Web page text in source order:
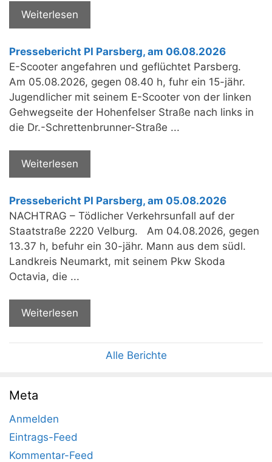
Weiterlesen
Pressebericht PI Parsberg, am 06.08.2026
E-Scooter angefahren und geflüchtet Parsberg.
Am 05.08.2026, gegen 08.40 h, fuhr ein 15-jähr.
Jugendlicher mit seinem E-Scooter von der linken
Gehwegseite der Hohenfelser Straße nach links in
die Dr.-Schrettenbrunner-Straße ...
Weiterlesen
Pressebericht PI Parsberg, am 05.08.2026
NACHTRAG – Tödlicher Verkehrsunfall auf der
Staatstraße 2220 Velburg. Am 04.08.2026, gegen
13.37 h, befuhr ein 30-jähr. Mann aus dem südl.
Landkreis Neumarkt, mit seinem Pkw Skoda
Octavia, die ...
Weiterlesen
Alle Berichte
Meta
Anmelden
Eintrags-Feed
Kommentar-Feed